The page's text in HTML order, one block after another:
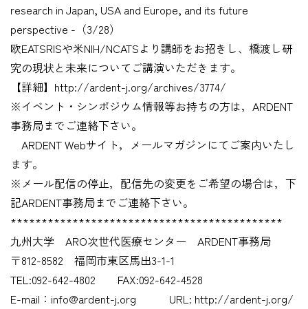
research in Japan, USA and Europe, and its future
perspective -（3/28）
欧EATSRISや米NIH/NCATSより講師をお招きし、橋渡し研
究の現状と未来についてご講演いただきます。
【詳細】http://ardent-j.org/archives/3774/
※イベント・シンポジウム情報等お持ちの方は，ARDENT
事務局までご連絡下さい。
ARDENT Webサイト，メールマガジンにてご案内いたし
ます。
※メール配信の停止，配信先の変更をご希望の場合は，下
記ARDENT事務局までご連絡下さい。
********************************************
九州大学 ARO次世代医療センター ARDENT事務局
〒812-8582 福岡市東区馬出3-1-1
TEL:092-642-4802 FAX:092-642-4528
E-mail：info@ardent-j.org URL: http://ardent-j.org/